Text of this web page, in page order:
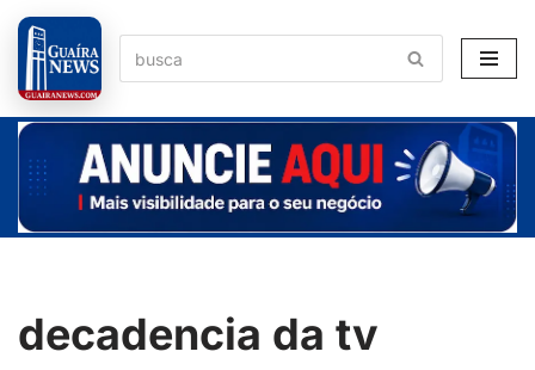
Pular
para
o
conteúdo
decadencia da tv